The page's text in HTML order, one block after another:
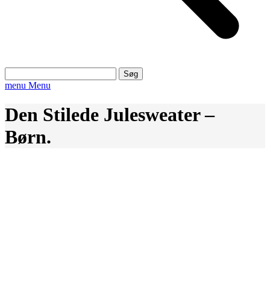
efter:
menu Menu
Den Stilede Julesweater –
Børn.